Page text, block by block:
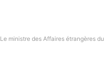
Le ministre des Affaires étrangères du